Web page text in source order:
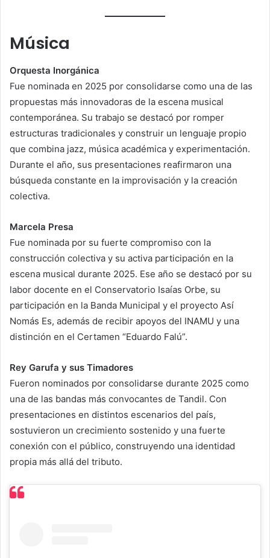
Música
Orquesta Inorgánica
Fue nominada en 2025 por consolidarse como una de las
propuestas más innovadoras de la escena musical
contemporánea. Su trabajo se destacó por romper
estructuras tradicionales y construir un lenguaje propio
que combina jazz, música académica y experimentación.
Durante el año, sus presentaciones reafirmaron una
búsqueda constante en la improvisación y la creación
colectiva.
Marcela Presa
Fue nominada por su fuerte compromiso con la
construcción colectiva y su activa participación en la
escena musical durante 2025. Ese año se destacó por su
labor docente en el Conservatorio Isaías Orbe, su
participación en la Banda Municipal y el proyecto Así
Nomás Es, además de recibir apoyos del INAMU y una
distinción en el Certamen “Eduardo Falú”.
Rey Garufa y sus Timadores
Fueron nominados por consolidarse durante 2025 como
una de las bandas más convocantes de Tandil. Con
presentaciones en distintos escenarios del país,
sostuvieron un crecimiento sostenido y una fuerte
conexión con el público, construyendo una identidad
propia más allá del tributo.